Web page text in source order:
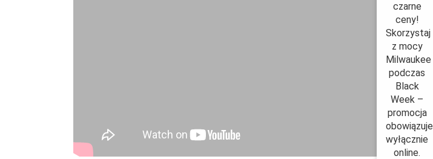
czarne
ceny!
Skorzystaj
z mocy
Milwaukee
podczas
Black
Week –
promocja
obowiązuje
wyłącznie
online.